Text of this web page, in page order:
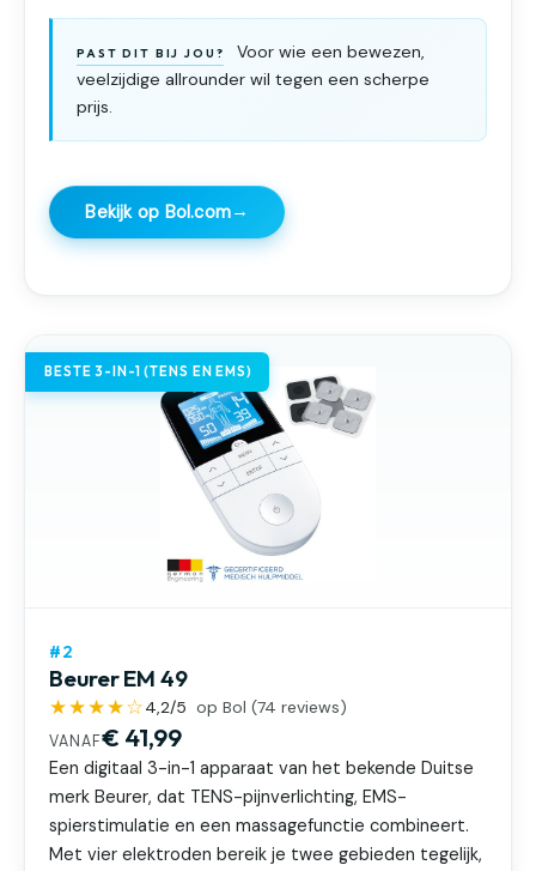
PAST DIT BIJ JOU?
Voor wie een bewezen,
veelzijdige allrounder wil tegen een scherpe
prijs.
Bekijk op Bol.com→
BESTE 3-IN-1 (TENS EN EMS)
#2
Beurer EM 49
★★★★☆4,2/5 op Bol (74 reviews)
VANAF€ 41,99
Een digitaal 3-in-1 apparaat van het bekende Duitse
merk Beurer, dat TENS-pijnverlichting, EMS-
spierstimulatie en een massagefunctie combineert.
Met vier elektroden bereik je twee gebieden tegelijk,